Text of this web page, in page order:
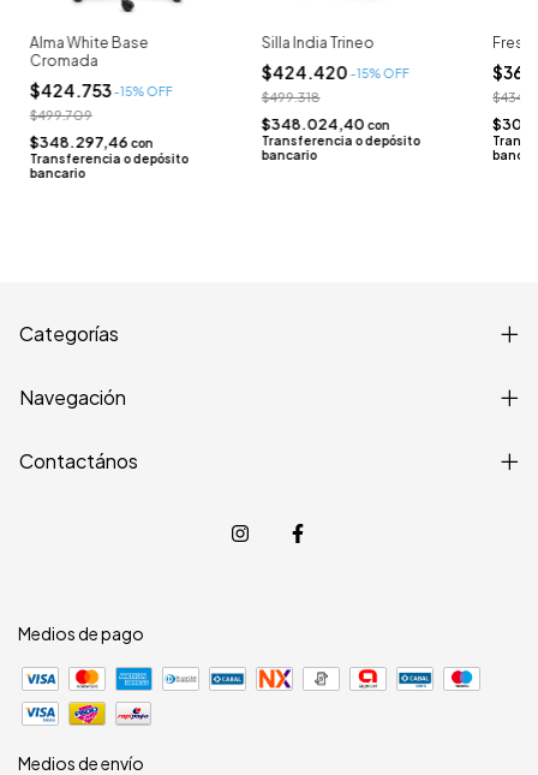
Alma White Base
Cromada
$424.753-15% OFF
$499.709
$348.297,46 con
Transferencia o depósito
bancario
Silla India Trineo
$424.420 -15% OFF
$499.318
$348.024,40 con
Transferencia o depósito
bancario
Fresa
Categorías
Navegación
Contactános
Medios de pago
Medios de envío